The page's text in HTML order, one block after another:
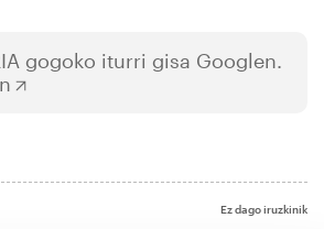
gogoko iturri gisa Googlen.
Ez dago iruzkinik